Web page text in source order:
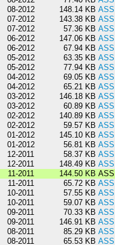
08-2012 148.14 KB
07-2012 143.38 KB
07-2012 57.36 KB
06-2012 147.06 KB
06-2012 67.94 KB
05-2012 63.35 KB
05-2012 77.94 KB
04-2012 69.05 KB
04-2012 65.21 KB
03-2012 146.18 KB
03-2012 60.89 KB
02-2012 140.89 KB
02-2012 59.57 KB
01-2012 145.10 KB
01-2012 56.81 KB
12-2011 58.37 KB
12-2011 148.49 KB
11-2011 144.50 KB
11-2011 65.72 KB
10-2011 57.55 KB
10-2011 59.07 KB
09-2011 70.33 KB
09-2011 146.91 KB
08-2011 85.29 KB
08-2011 65.53 KB